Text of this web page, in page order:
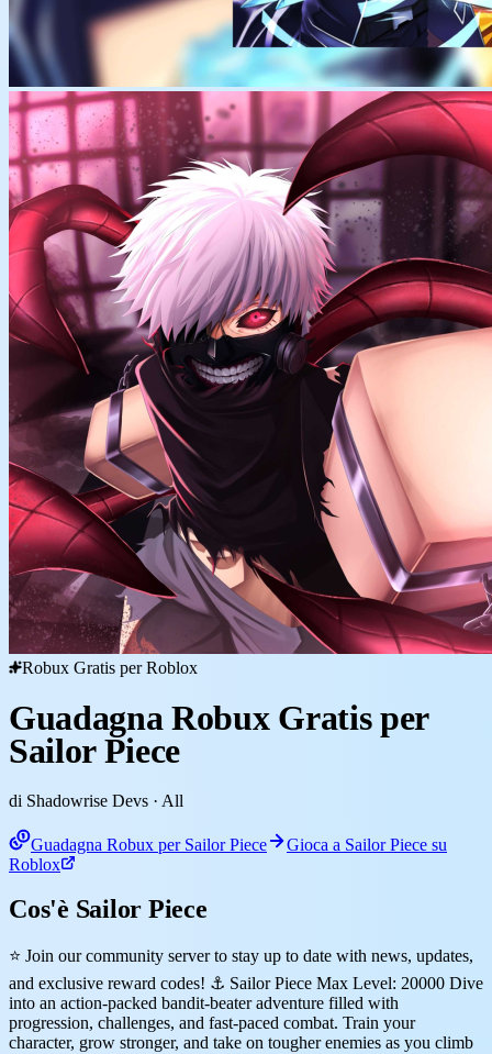
Robux Gratis per Roblox
Guadagna Robux Gratis per
Sailor Piece
di Shadowrise Devs · All
Guadagna Robux per Sailor Piece
Gioca a Sailor Piece su
Roblox
Cos'è Sailor Piece
⭐ Join our community server to stay up to date with news, updates,
and exclusive reward codes! ⚓ Sailor Piece Max Level: 20000 Dive
into an action-packed bandit-beater adventure filled with
progression, challenges, and fast-paced combat. Train your
character, grow stronger, and take on tougher enemies as you climb